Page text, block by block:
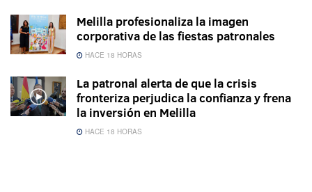
Melilla profesionaliza la imagen
corporativa de las fiestas patronales
HACE 18 HORAS
La patronal alerta de que la crisis
fronteriza perjudica la confianza y frena
la inversión en Melilla
HACE 18 HORAS